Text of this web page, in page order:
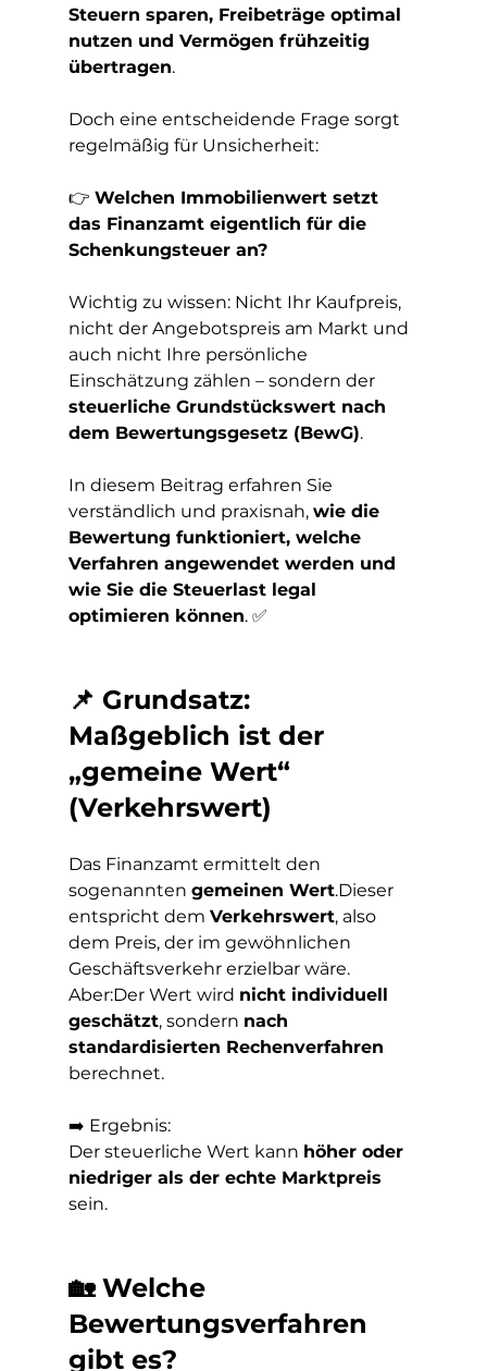
Steuern sparen, Freibeträge optimal
nutzen und Vermögen frühzeitig
übertragen.
Doch eine entscheidende Frage sorgt
regelmäßig für Unsicherheit:
👉 Welchen Immobilienwert setzt
das Finanzamt eigentlich für die
Schenkungsteuer an?
Wichtig zu wissen: Nicht Ihr Kaufpreis,
nicht der Angebotspreis am Markt und
auch nicht Ihre persönliche
Einschätzung zählen – sondern der
steuerliche Grundstückswert nach
dem Bewertungsgesetz (BewG).
In diesem Beitrag erfahren Sie
verständlich und praxisnah, wie die
Bewertung funktioniert, welche
Verfahren angewendet werden und
wie Sie die Steuerlast legal
optimieren können. ✅
📌 Grundsatz:
Maßgeblich ist der
„gemeine Wert“
(Verkehrswert)
Das Finanzamt ermittelt den
sogenannten gemeinen Wert.Dieser
entspricht dem Verkehrswert, also
dem Preis, der im gewöhnlichen
Geschäftsverkehr erzielbar wäre.
Aber:Der Wert wird nicht individuell
geschätzt, sondern nach
standardisierten Rechenverfahren
berechnet.
➡️ Ergebnis:
Der steuerliche Wert kann höher oder
niedriger als der echte Marktpreis
sein.
🏡 Welche
Bewertungsverfahren
gibt es?